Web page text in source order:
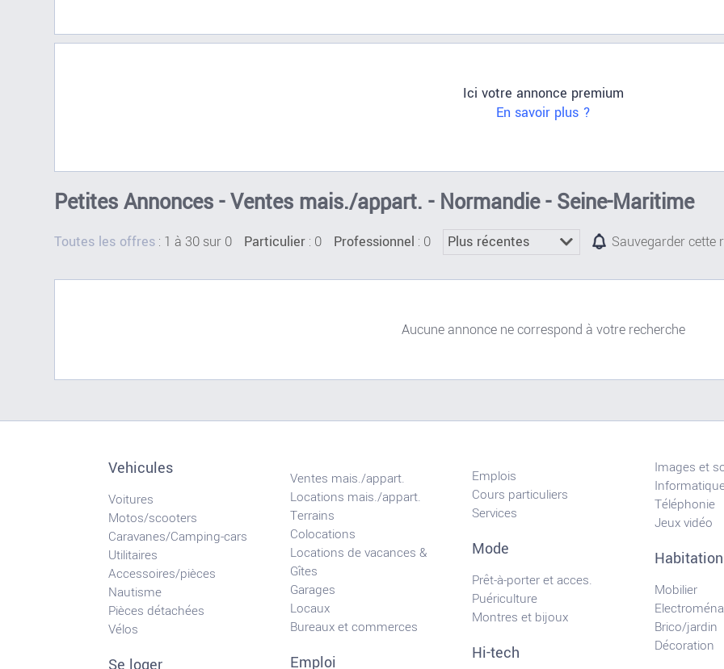
Ici votre annonce premium
En savoir plus ?
Petites Annonces - Ventes mais./appart. - Normandie - Seine-Maritime
Toutes les offres : 1 à 30 sur 0 Particulier : 0 Professionnel : 0 Sauvegarder cette
Aucune annonce ne correspond à votre recherche
Vehicules
Voitures
Motos/scooters
Caravanes/Camping-cars
Utilitaires
Accessoires/pièces
Nautisme
Pièces détachées
Vélos
Ventes mais./appart.
Locations mais./appart.
Terrains
Colocations
Locations de vacances &
Gîtes
Garages
Locaux
Bureaux et commerces
Emploi
Emplois
Cours particuliers
Services
Mode
Prêt-à-porter et acces.
Puériculture
Montres et bijoux
Hi-tech
Images et
Téléphonie
Jeux vidéo
Habitation
Mobilier
Brico/jardin
Décoration